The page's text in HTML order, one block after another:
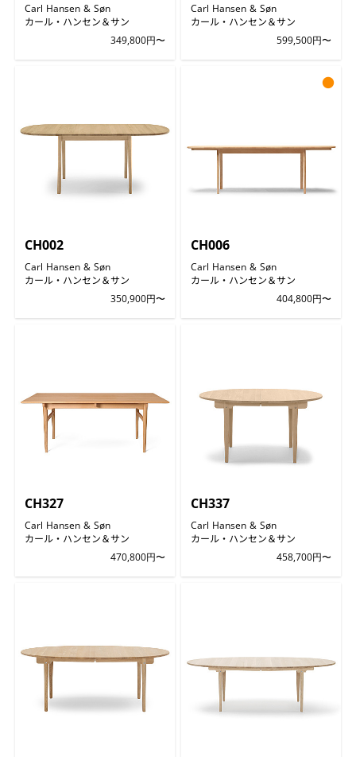
Carl Hansen & Søn
カール・ハンセン＆サン
349,800円〜
Carl Hansen & Søn
カール・ハンセン＆サン
599,500円〜
CH002
Carl Hansen & Søn
カール・ハンセン＆サン
350,900円〜
CH006
Carl Hansen & Søn
カール・ハンセン＆サン
404,800円〜
●
CH327
Carl Hansen & Søn
カール・ハンセン＆サン
470,800円〜
CH337
Carl Hansen & Søn
カール・ハンセン＆サン
458,700円〜